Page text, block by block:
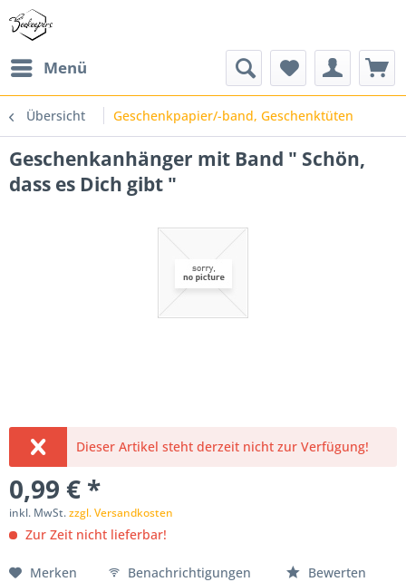
Menü
Übersicht Geschenkpapier/-band, Geschenktüten
Geschenkanhänger mit Band " Schön,
dass es Dich gibt "
Dieser Artikel steht derzeit nicht zur Verfügung!
0,99 € *
inkl. MwSt.zzgl. Versandkosten
Zur Zeit nicht lieferbar!
Merken Benachrichtigungen Bewerten